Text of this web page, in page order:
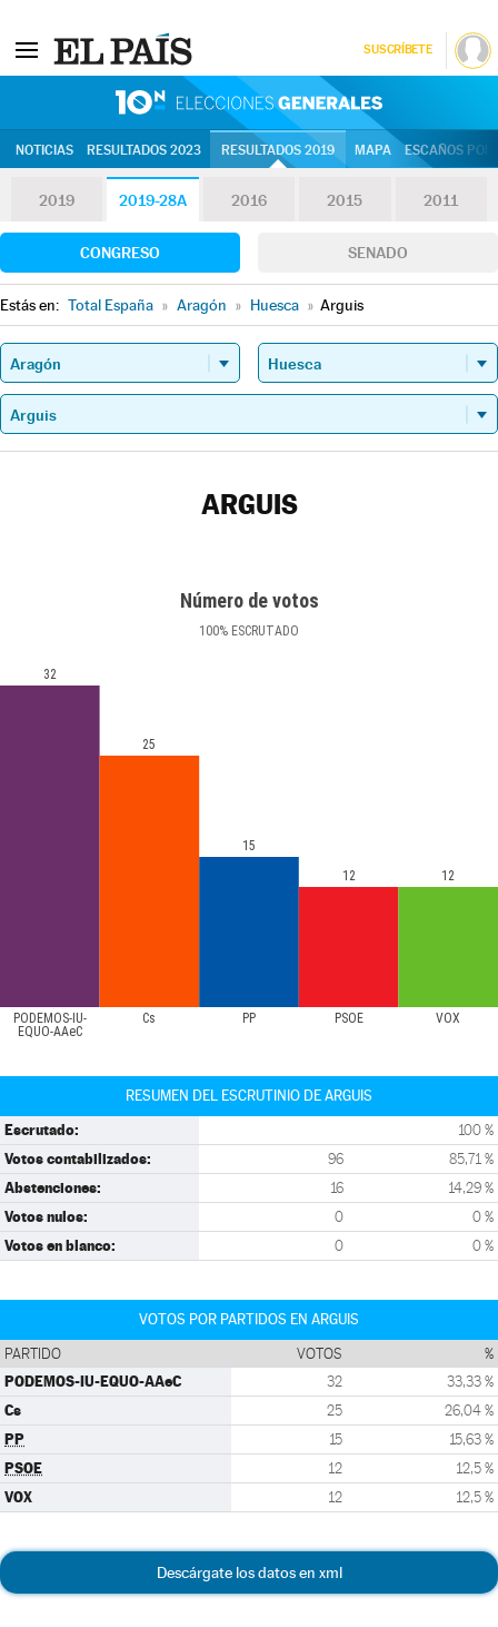
SUSCRÍBETE
NOTICIAS RESULTADOS 2023 RESULTADOS 2019 MAPA ESCAÑOS
2019 2019-28A 2016 2015 2011
CONGRESO SENADO
Estás en: Total España » Aragón » Huesca » Arguis
ARGUIS
Número de votos
100% ESCRUTADO
PODEMOS-IU-
EQUO-AAeC
Cs PP PSOE VOX
32
25
15
12
12
RESUMEN DEL ESCRUTINIO DE ARGUIS
Escrutado: 100 %
Votos contabilizados: 96 85,71 %
Abstenciones: 16 14,29 %
Votos nulos: 0 0 %
Votos en blanco: 0 0 %
VOTOS POR PARTIDOS EN ARGUIS
PARTIDO VOTOS %
PODEMOS-IU-EQUO-AAeC 32 33,33 %
Cs 25 26,04 %
PP 15 15,63 %
PSOE 12 12,5 %
VOX 12 12,5 %
Descárgate los datos en xml